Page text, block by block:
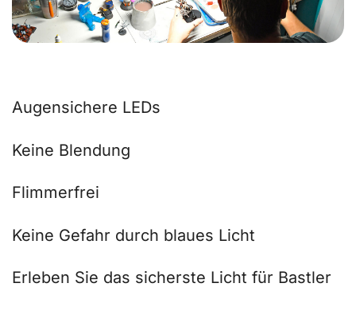
Augensichere LEDs
Keine Blendung
Flimmerfrei
Keine Gefahr durch blaues Licht
Erleben Sie das sicherste Licht für Bastler